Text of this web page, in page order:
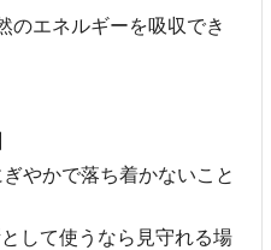
のエネルギーを吸収でき
やかで落ち着かないこと
て使うなら見守れる場